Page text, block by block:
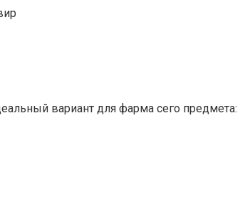
вариант для фарма сего предмета: